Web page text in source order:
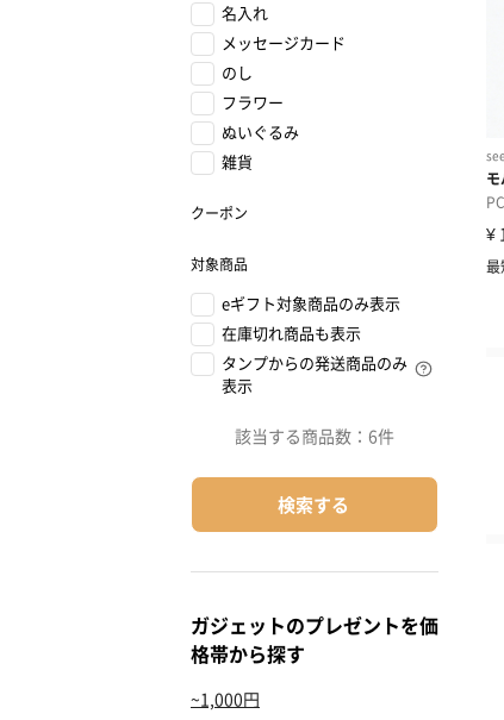
名入れ
メッセージカード
のし
フラワー
ぬいぐるみ
雑貨
クーポン
対象商品
eギフト対象商品のみ表示
在庫切れ商品も表示
タンプからの発送商品のみ
表示
該当する商品数： 6件
検索する
ガジェットのプレゼントを価
格帯から探す
~1,000円